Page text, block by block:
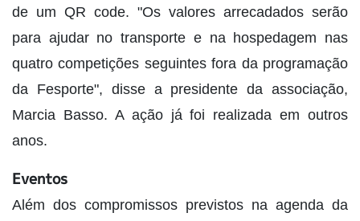
de um QR code. "Os valores arrecadados serão
para ajudar no transporte e na hospedagem nas
quatro competições seguintes fora da programação
da Fesporte", disse a presidente da associação,
Marcia Basso. A ação já foi realizada em outros
anos.
Eventos
Além dos compromissos previstos na agenda da